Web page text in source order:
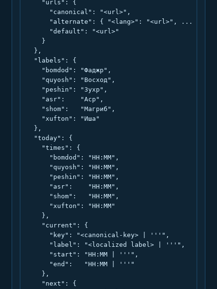
    "urls": {
      "canonical": "<url>",
      "alternate": { "<lang>": "<url>", ... },
      "default": "<url>"
    }
  },
  "labels": {
    "bomdod": "Фаджр",
    "quyosh": "Восход",
    "peshin": "Зухр",
    "asr":    "Аср",
    "shom":   "Магриб",
    "xufton": "Иша"
  },
  "today": {
    "times": {
      "bomdod": "HH:MM",
      "quyosh": "HH:MM",
      "peshin": "HH:MM",
      "asr":    "HH:MM",
      "shom":   "HH:MM",
      "xufton": "HH:MM"
    },
    "current": {
      "key": "<canonical-key> | '''",
      "label": "<localized label> | '''",
      "start": "HH:MM | '''",
      "end":   "HH:MM | '''"
    },
    "next": {